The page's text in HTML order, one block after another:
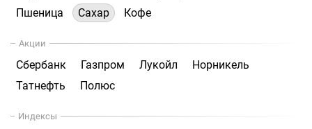
Пшеница
Сахар Кофе
Акции
Сбербанк Газпром Лукойл
Норникель
Татнефть
Полюс
Индексы